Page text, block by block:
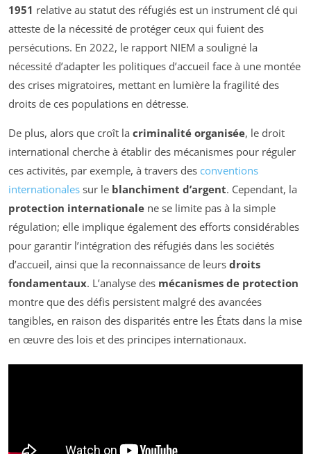
1951 relative au statut des réfugiés est un instrument clé qui
atteste de la nécessité de protéger ceux qui fuient des
persécutions. En 2022, le rapport NIEM a souligné la
nécessité d’adapter les politiques d’accueil face à une montée
des crises migratoires, mettant en lumière la fragilité des
droits de ces populations en détresse.
De plus, alors que croît la criminalité organisée, le droit
international cherche à établir des mécanismes pour réguler
ces activités, par exemple, à travers des conventions
internationales sur le blanchiment d’argent. Cependant, la
protection internationale ne se limite pas à la simple
régulation; elle implique également des efforts considérables
pour garantir l’intégration des réfugiés dans les sociétés
d’accueil, ainsi que la reconnaissance de leurs droits
fondamentaux. L’analyse des mécanismes de protection
montre que des défis persistent malgré des avancées
tangibles, en raison des disparités entre les États dans la mise
en œuvre des lois et des principes internationaux.